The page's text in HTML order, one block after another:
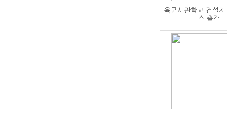
육군사관학교 건설
스 출간